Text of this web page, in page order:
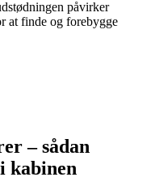
påvirker
at finde og forebygge
– sådan
kabinen